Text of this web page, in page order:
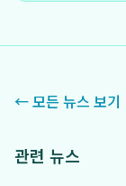
← 모든 뉴스 보기
관련 뉴스